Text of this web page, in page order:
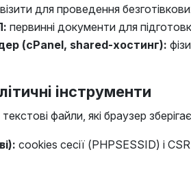
для проведення
первинні документи для
(cPanel, shared-хостинг):
інструменти
файли, які браузер
cookies сесії (PHPSESSID) і